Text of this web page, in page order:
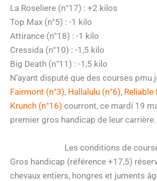
La Roseliere (n°17) : +2 kilos
Top Max (n°5) : -1 kilo
Attirance (n°18) : -1 kilo
Cressida (n°10) : -1,5 kilo
Big Death (n°11) : -1,5 kilo
N’ayant disputé que des courses pmu
Fairmont (n°3), Hallalulu (n°6), Reliable
Krunch (n°16) courront, ce mardi 19
premier gros handicap de leur carrière.
Les conditions de
Gros handicap (référence +17,5)
chevaux entiers, hongres et juments